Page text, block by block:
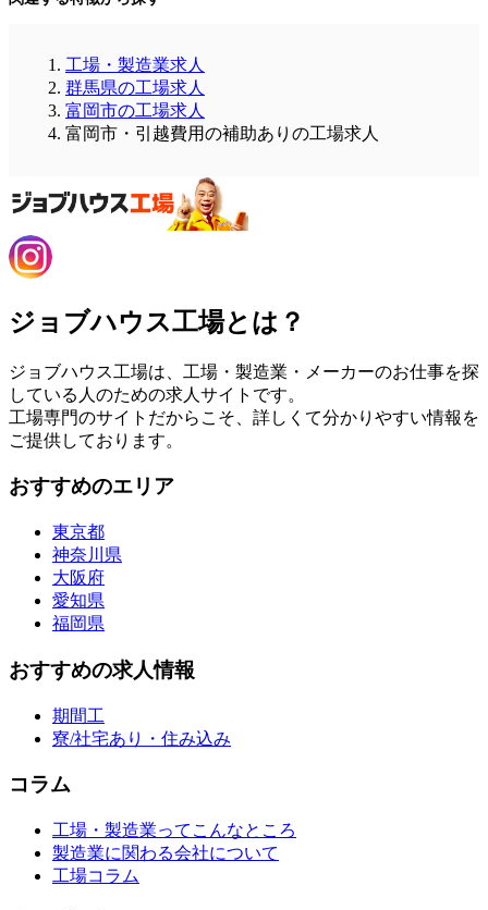
工場・製造業求人
群馬県の工場求人
富岡市の工場求人
富岡市・引越費用の補助ありの工場求人
ジョブハウス工場とは？
ジョブハウス工場は、工場・製造業・メーカーのお仕事を探
している人のための求人サイトです。
工場専門のサイトだからこそ、詳しくて分かりやすい情報を
ご提供しております。
おすすめのエリア
東京都
神奈川県
大阪府
愛知県
福岡県
おすすめの求人情報
期間工
寮/社宅あり・住み込み
コラム
工場・製造業ってこんなところ
製造業に関わる会社について
工場コラム